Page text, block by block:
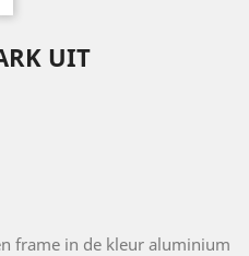
UIT
frame in de kleur aluminium